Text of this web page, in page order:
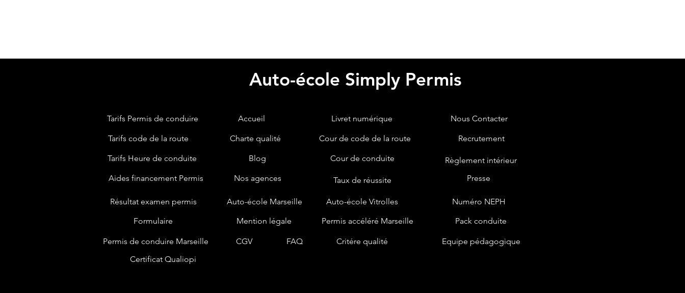
Auto-école Simply Permis
Tarifs Permis de conduire
Tarifs code de la route
Tarifs Heure de conduite
Aides financement Permis
Résultat examen permis
Formulaire
Accueil
Charte qualité
Blog
Nos agences
Livret numérique
Cour de code de la route
Cour de conduite
Taux de réussite
Auto-école Marseille
Auto-école Vitrolles
Mention légale
Permis accéléré Marseille
Permis de conduire Marseille Critére qualité
CGV FAQ
Nous Contacter
Recrutement
Règlement intérieur
Presse
Numéro NEPH
Pack conduite
Equipe pédagogique
Certificat Qualiopi